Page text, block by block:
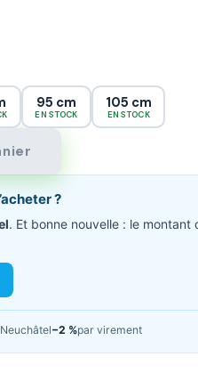
95 cm
EN STOCK
105 cm
EN STOCK
?
. Et bonne nouvelle : le montant
Neuchâtel−2 %par virement